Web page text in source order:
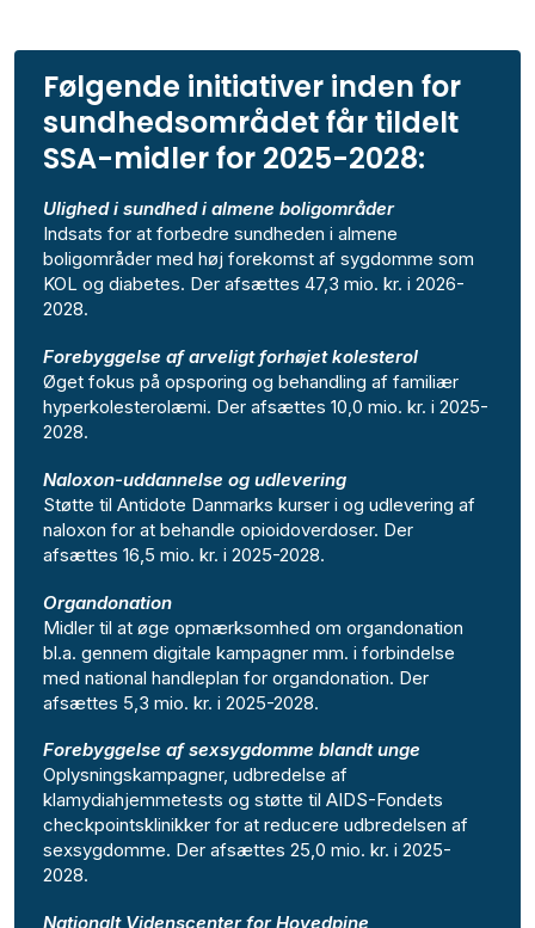
Følgende initiativer inden for
sundhedsområdet får tildelt
SSA-midler for 2025-2028:
Ulighed i sundhed i almene boligområder
Indsats for at forbedre sundheden i almene
boligområder med høj forekomst af sygdomme som
KOL og diabetes. Der afsættes 47,3 mio. kr. i 2026-
2028.
Forebyggelse af arveligt forhøjet kolesterol
Øget fokus på opsporing og behandling af familiær
hyperkolesterolæmi. Der afsættes 10,0 mio. kr. i 2025-
2028.
Naloxon-uddannelse og udlevering
Støtte til Antidote Danmarks kurser i og udlevering af
naloxon for at behandle opioidoverdoser. Der
afsættes 16,5 mio. kr. i 2025-2028.
Organdonation
Midler til at øge opmærksomhed om organdonation
bl.a. gennem digitale kampagner mm. i forbindelse
med national handleplan for organdonation. Der
afsættes 5,3 mio. kr. i 2025-2028.
Forebyggelse af sexsygdomme blandt unge
Oplysningskampagner, udbredelse af
klamydiahjemmetests og støtte til AIDS-Fondets
checkpointsklinikker for at reducere udbredelsen af
sexsygdomme. Der afsættes 25,0 mio. kr. i 2025-
2028.
Nationalt Videnscenter for Hovedpine